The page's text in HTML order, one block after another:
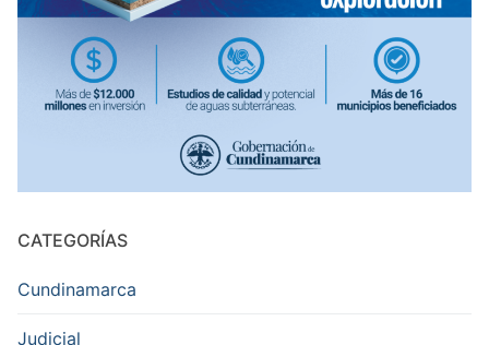
CATEGORÍAS
Cundinamarca
Judicial